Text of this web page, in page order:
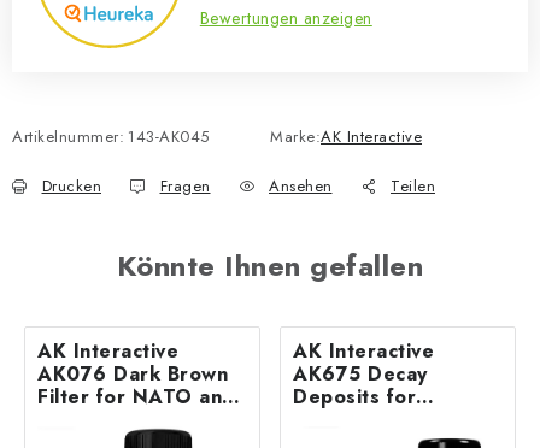
Bewertungen anzeigen
Artikelnummer: 143-AK045 Marke:AK Interactive
Drucken Fragen Ansehen Teilen
Könnte Ihnen gefallen
AK Interactive
AK076 Dark Brown
Filter for NATO and
AK Interactive
AK675 Decay
Deposits for